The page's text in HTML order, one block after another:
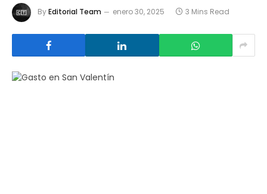
ByEditorial Team enero 30, 2025 3 Mins Read